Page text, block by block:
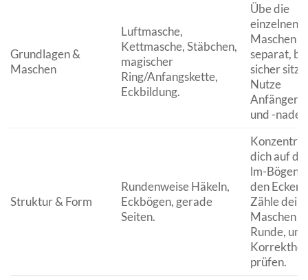
Grundlagen &
Maschen
Luftmasche,
Kettmasche, Stäbchen,
magischer
Ring/Anfangskette,
Eckbildung.
Übe die
einzelnen
Maschen
separat,
sicher
Nutze
und -nadel.
Struktur & Form
Rundenweise Häkeln,
Eckbögen, gerade
Seiten.
dich auf
lm-Bögen
den Ecken.
Zähle
Maschen
Runde, um
prüfen.